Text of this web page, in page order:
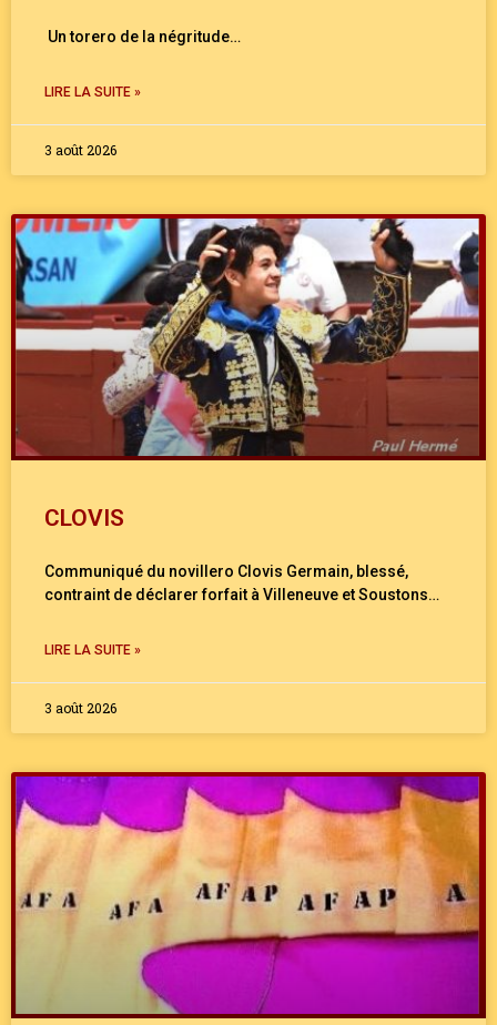
Un torero de la négritude…
LIRE LA SUITE »
3 août 2026
CLOVIS
Communiqué du novillero Clovis Germain, blessé,
contraint de déclarer forfait à Villeneuve et Soustons…
LIRE LA SUITE »
3 août 2026